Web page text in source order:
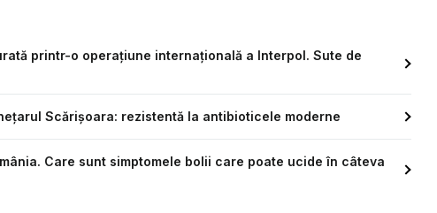
printr-o operațiune internațională a Interpol. Sute de
Scărișoara: rezistentă la antibioticele moderne
Care sunt simptomele bolii care poate ucide în câteva